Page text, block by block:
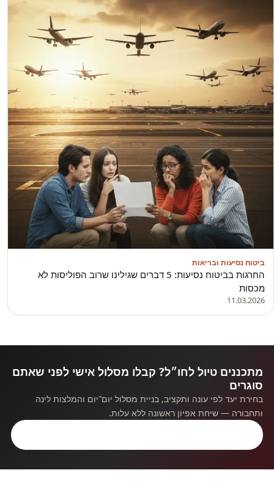
ביטוח נסיעות ובריאות
החרגות בביטוח נסיעות: 5 דברים שגילינו שרוב הפוליסות לא
מכסות
11.03.2026
מתכננים טיול לחו״ל? קבלו מסלול אישי לפני שאתם
סוגרים
בחירת יעד לפי עונה ותקציב, בניית מסלול יום־יום והמלצות לינה
ותחבורה — שיחת אפיון ראשונה ללא עלות.